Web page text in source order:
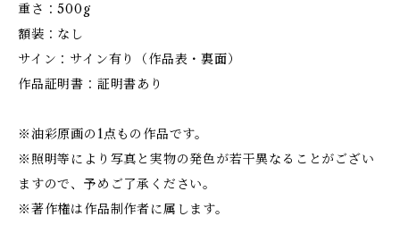
重さ：500g
額装：なし
サイン：サイン有り（作品表・裏面）
作品証明書：証明書あり
※油彩原画の1点もの作品です。
※照明等により写真と実物の発色が若干異なることがござい
ますので、予めご了承ください。
※著作権は作品制作者に属します。